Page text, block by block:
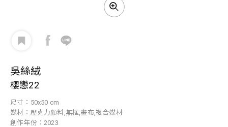
吳絲絨
櫻戀22
尺寸：50x50 cm
媒材：壓克力顏料,無框,畫布,複合媒材
創作年份：2023